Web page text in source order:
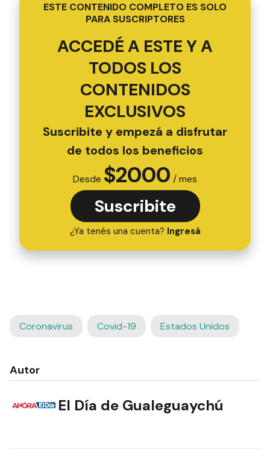
ESTE CONTENIDO COMPLETO ES SOLO
PARA SUSCRIPTORES
ACCEDÉ A ESTE Y A
TODOS LOS
CONTENIDOS
EXCLUSIVOS
Suscribite y empezá a disfrutar
de todos los beneficios
Desde $2000 / mes
Suscribite
¿Ya tenés una cuenta? Ingresá
Coronavirus Covid-19 Estados Unidos
Autor
El Día de Gualeguaychú